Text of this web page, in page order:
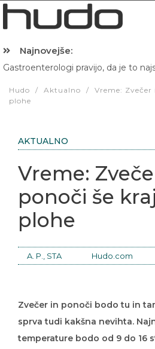
Najnovejše:
Gastroenterologi pravijo, da je to
Hudo / Aktualno /
Vreme:
plohe
AKTUALNO
Vreme:
ponoči še
plohe
A. P., STA Hudo.com
Zvečer in ponoči bodo tu in
sprva tudi kakšna nevihta.
temperature bodo od 9 do 16